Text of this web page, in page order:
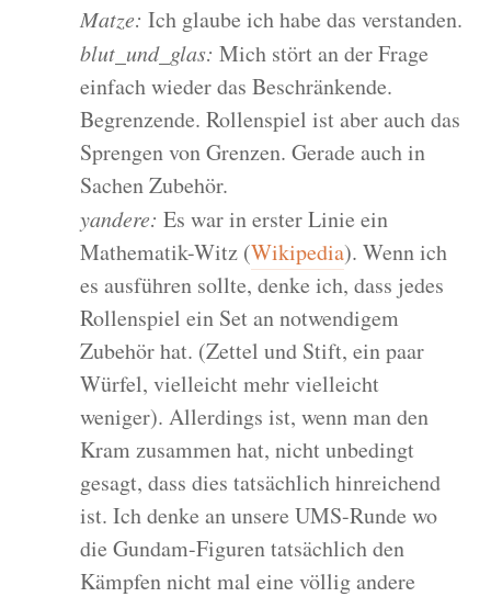
Matze: Ich glaube ich habe das verstanden.
blut_und_glas: Mich stört an der Frage
einfach wieder das Beschränkende.
Begrenzende. Rollenspiel ist aber auch das
Sprengen von Grenzen. Gerade auch in
Sachen Zubehör.
yandere: Es war in erster Linie ein
Mathematik-Witz (Wikipedia). Wenn ich
es ausführen sollte, denke ich, dass jedes
Rollenspiel ein Set an notwendigem
Zubehör hat. (Zettel und Stift, ein paar
Würfel, vielleicht mehr vielleicht
weniger). Allerdings ist, wenn man den
Kram zusammen hat, nicht unbedingt
gesagt, dass dies tatsächlich hinreichend
ist. Ich denke an unsere UMS-Runde wo
die Gundam-Figuren tatsächlich den
Kämpfen nicht mal eine völlig andere